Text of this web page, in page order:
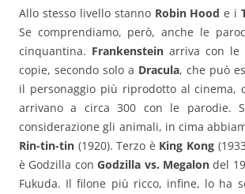
Allo stesso livello stanno Robin Hood e i
Se comprendiamo, però, anche le
cinquantina. Frankenstein arriva con le
copie, secondo solo a Dracula, che può
il personaggio più riprodotto al cinema,
arrivano a circa 300 con le parodie.
considerazione gli animali, in cima
Rin-tin-tin (1920). Terzo è King Kong
è Godzilla conGodzilla vs. Megalon del
Fukuda. Il filone più ricco, infine, lo ha